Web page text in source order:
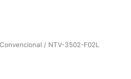
/ NTV-3502-F02L